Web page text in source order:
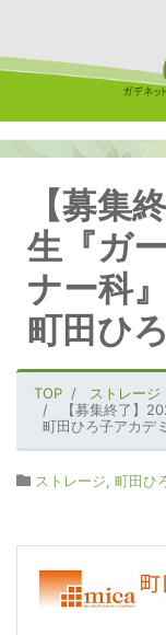
【募集
生『ガ
ナー科』
町田ひ
TOP
ストレージ
【募集終了】
町田ひろ子アカデ
ストレージ 町田ひ